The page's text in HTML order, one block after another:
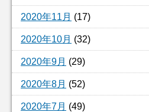
2020年11月 (17)
2020年10月 (32)
2020年9月 (29)
2020年8月 (52)
2020年7月 (49)